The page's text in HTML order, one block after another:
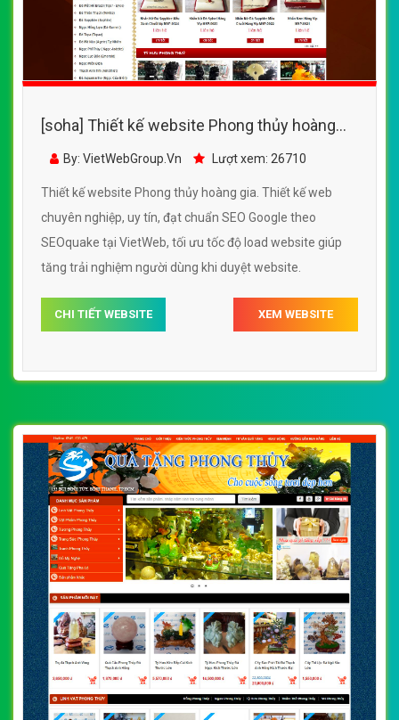
[soha] Thiết kế website Phong thủy hoàng
gia đẹp, chuyên nghiệp chuẩn SEO
By: VietWebGroup.Vn Lượt xem: 26710
Thiết kế website Phong thủy hoàng gia. Thiết kế web
chuyên nghiệp, uy tín, đạt chuẩn SEO Google theo
SEOquake tại VietWeb, tối ưu tốc độ load website giúp
tăng trải nghiệm người dùng khi duyệt website.
CHI TIẾT WEBSITE XEM WEBSITE